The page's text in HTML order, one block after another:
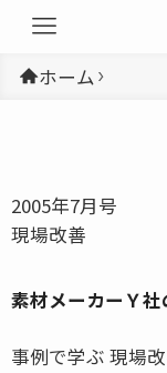
ホーム
2005年7月号
現場改善
素材メーカーＹ
事例で学ぶ 現場